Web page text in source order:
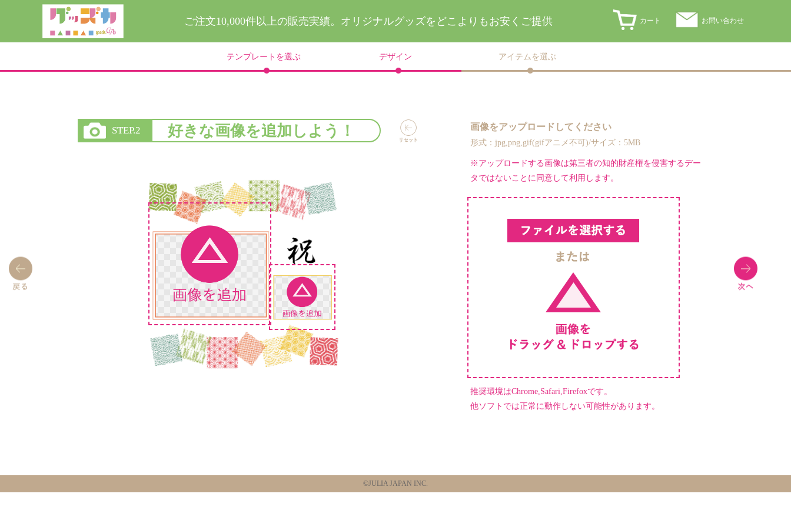
ご注文10,000件以上の販売実績。 オリジナルグッズを どこよりもお安くご提供 カート お問い合わせ
テンプレートを選ぶ デザイン アイテムを選ぶ
STEP.2 好きな画像を追加しよう！ 画像をアップロードしてください
形式：jpg,png,gif(gifアニメ不可)/サイズ：5MB
※アップロードする画像は第三者の知的財産権を侵害するデー
タではないことに同意して利用します。
推奨環境はChrome,Safari,Firefoxです。
他ソフトでは正常に動作しない可能性があります。
©JULIA JAPAN INC.